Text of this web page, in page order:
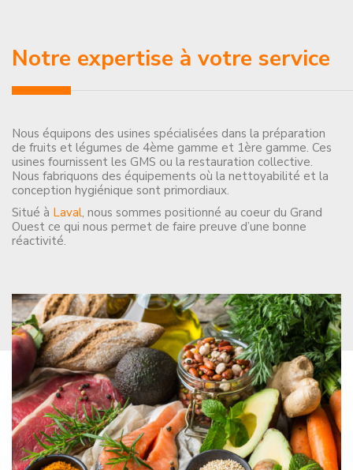
Notre expertise à votre service
Nous équipons des usines spécialisées dans la préparation
de fruits et légumes de 4ème gamme et 1ère gamme. Ces
usines fournissent les GMS ou la restauration collective.
Nous fabriquons des équipements où la nettoyabilité et la
conception hygiénique sont primordiaux.
Situé à Laval, nous sommes positionné au coeur du Grand
Ouest ce qui nous permet de faire preuve d’une bonne
réactivité.